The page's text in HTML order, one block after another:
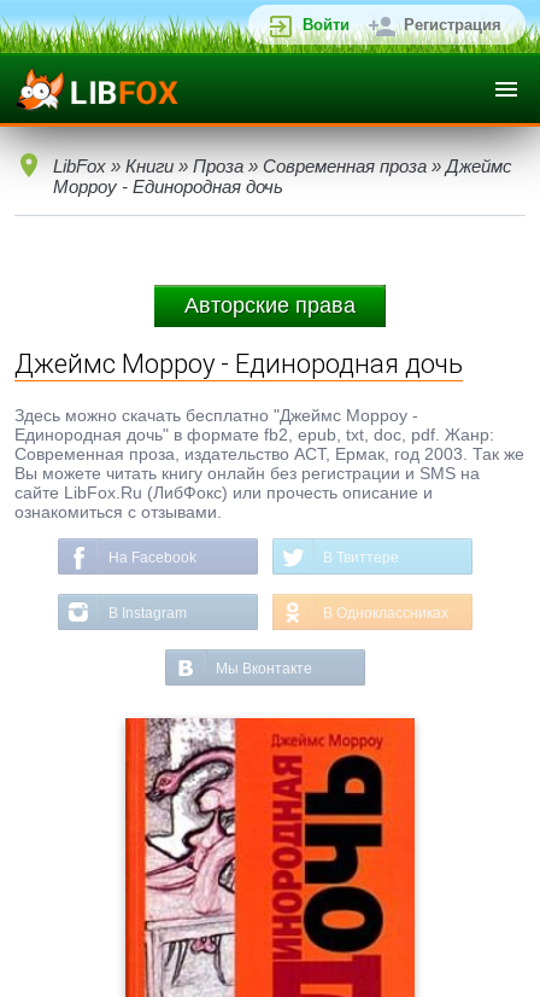
Войти Регистрация
LibFox » Книги » Проза » Современная проза » Джеймс
Морроу - Единородная дочь
Авторские права
Джеймс Морроу - Единородная дочь
Здесь можно скачать бесплатно "Джеймс Морроу -
Единородная дочь" в формате fb2, epub, txt, doc, pdf. Жанр:
Современная проза, издательство АСТ, Ермак, год 2003. Так же
Вы можете читать книгу онлайн без регистрации и SMS на
сайте LibFox.Ru (ЛибФокс) или прочесть описание и
ознакомиться с отзывами.
На Facebook В Твиттере
В Instagram В Одноклассниках
Мы Вконтакте